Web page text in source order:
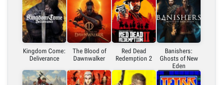
Kingdom Come:
Deliverance
The Blood of
Dawnwalker
Red Dead
Redemption 2
Banishers:
Ghosts of New
Eden